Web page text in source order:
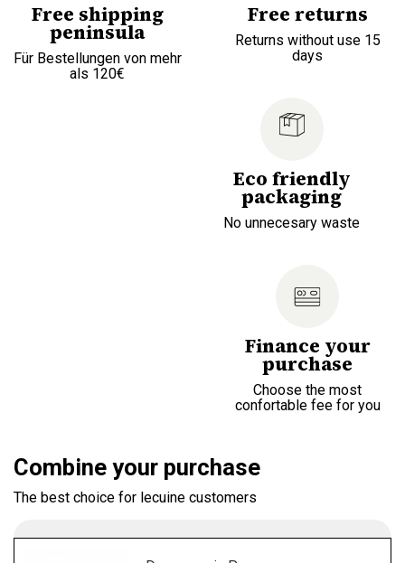
Free shipping
peninsula
Für Bestellungen von mehr
als 120€
Free returns
Returns without use 15
days
Eco friendly
packaging
No unnecesary waste
Finance your
purchase
Choose the most
confortable fee for you
Combine your purchase
The best choice for lecuine customers